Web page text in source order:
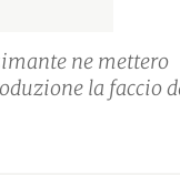
ne mettero
la faccio